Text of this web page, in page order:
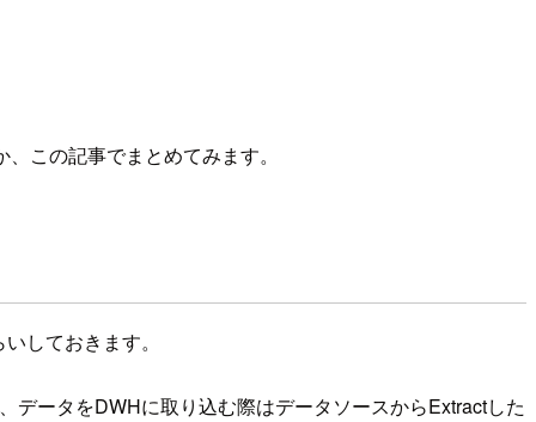
この記事でまとめてみます。
しておきます。
ータをDWHに取り込む際はデータソースからExtractした